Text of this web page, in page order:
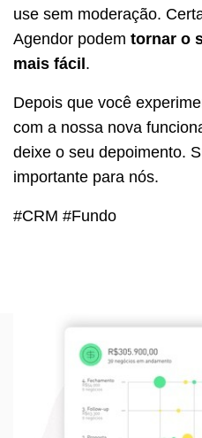
use sem moderação.
Agendor podem tornar o
mais fácil .
Depois que você
com a nossa nova
deixe o seu depoimento.
importante para nós.
#CRM #Fundo